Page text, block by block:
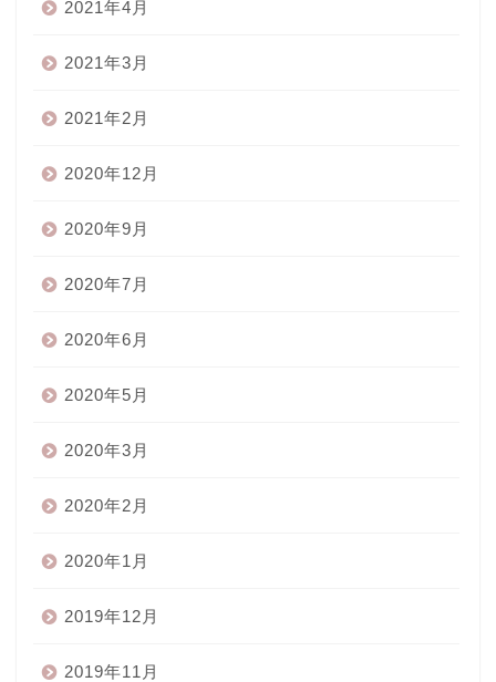
2021年4月
2021年3月
2021年2月
2020年12月
2020年9月
2020年7月
2020年6月
2020年5月
2020年3月
2020年2月
2020年1月
2019年12月
2019年11月